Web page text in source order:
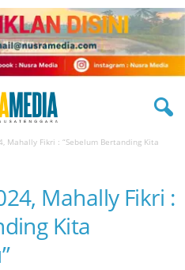
Mahally Fikri : “Sebelum Bertanding Kita
Mahally Fikri :
Kita